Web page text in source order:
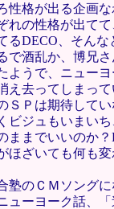
性格が出る企画
れの性格が出て
るDECO、そん
で酒乱か、博兄
ようで、ニュー
え去ってしまって
ＳＰは期待して
ビジュもいまい
ままでいいのか？
ほざいても何も
塾のＣＭソング
ューヨーク話、